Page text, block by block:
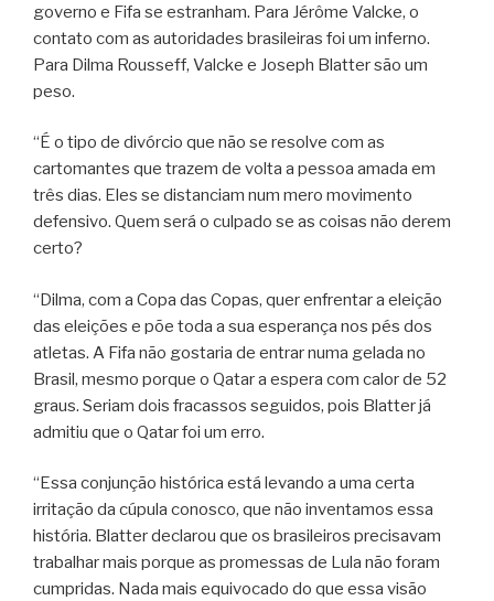
governo e Fifa se estranham. Para Jérôme Valcke, o
contato com as autoridades brasileiras foi um inferno.
Para Dilma Rousseff, Valcke e Joseph Blatter são um
peso.
“É o tipo de divórcio que não se resolve com as
cartomantes que trazem de volta a pessoa amada em
três dias. Eles se distanciam num mero movimento
defensivo. Quem será o culpado se as coisas não derem
certo?
“Dilma, com a Copa das Copas, quer enfrentar a eleição
das eleições e põe toda a sua esperança nos pés dos
atletas. A Fifa não gostaria de entrar numa gelada no
Brasil, mesmo porque o Qatar a espera com calor de 52
graus. Seriam dois fracassos seguidos, pois Blatter já
admitiu que o Qatar foi um erro.
“Essa conjunção histórica está levando a uma certa
irritação da cúpula conosco, que não inventamos essa
história. Blatter declarou que os brasileiros precisavam
trabalhar mais porque as promessas de Lula não foram
cumpridas. Nada mais equivocado do que essa visão